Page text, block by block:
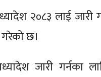
२०८३ लाई जारी
गरेको छ।
जारी गर्नका